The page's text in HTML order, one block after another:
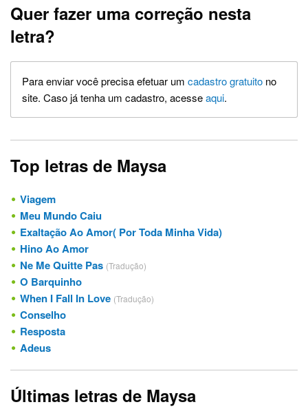
Quer fazer uma correção nesta
letra?
Para enviar você precisa efetuar um cadastro gratuito no
site. Caso já tenha um cadastro, acesseaqui.
Top letras de Maysa
Viagem
Meu Mundo Caiu
Exaltação Ao Amor( Por Toda Minha Vida)
Hino Ao Amor
Ne Me Quitte Pas (Tradução)
O Barquinho
When I Fall In Love (Tradução)
Conselho
Resposta
Adeus
Últimas letras de Maysa